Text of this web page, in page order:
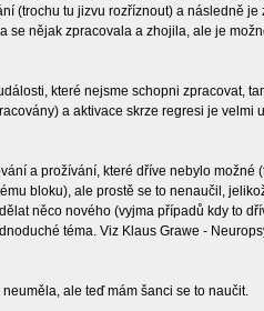
(trochu tu jizvu rozříznout) a následně
se nějak zpracovala a zhojila, ale je
které nejsme schopni zpracovat,
a aktivace skrze regresi je velmi
a prožívání, které dříve nebylo
bloku), ale prostě se to nenaučil,
něco nového (vyjma případů kdy to
téma. Viz Klaus Grawe -
ale teď mám šanci se to naučit.